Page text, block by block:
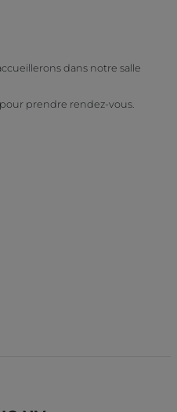
dans notre salle
pour prendre rendez-vous.